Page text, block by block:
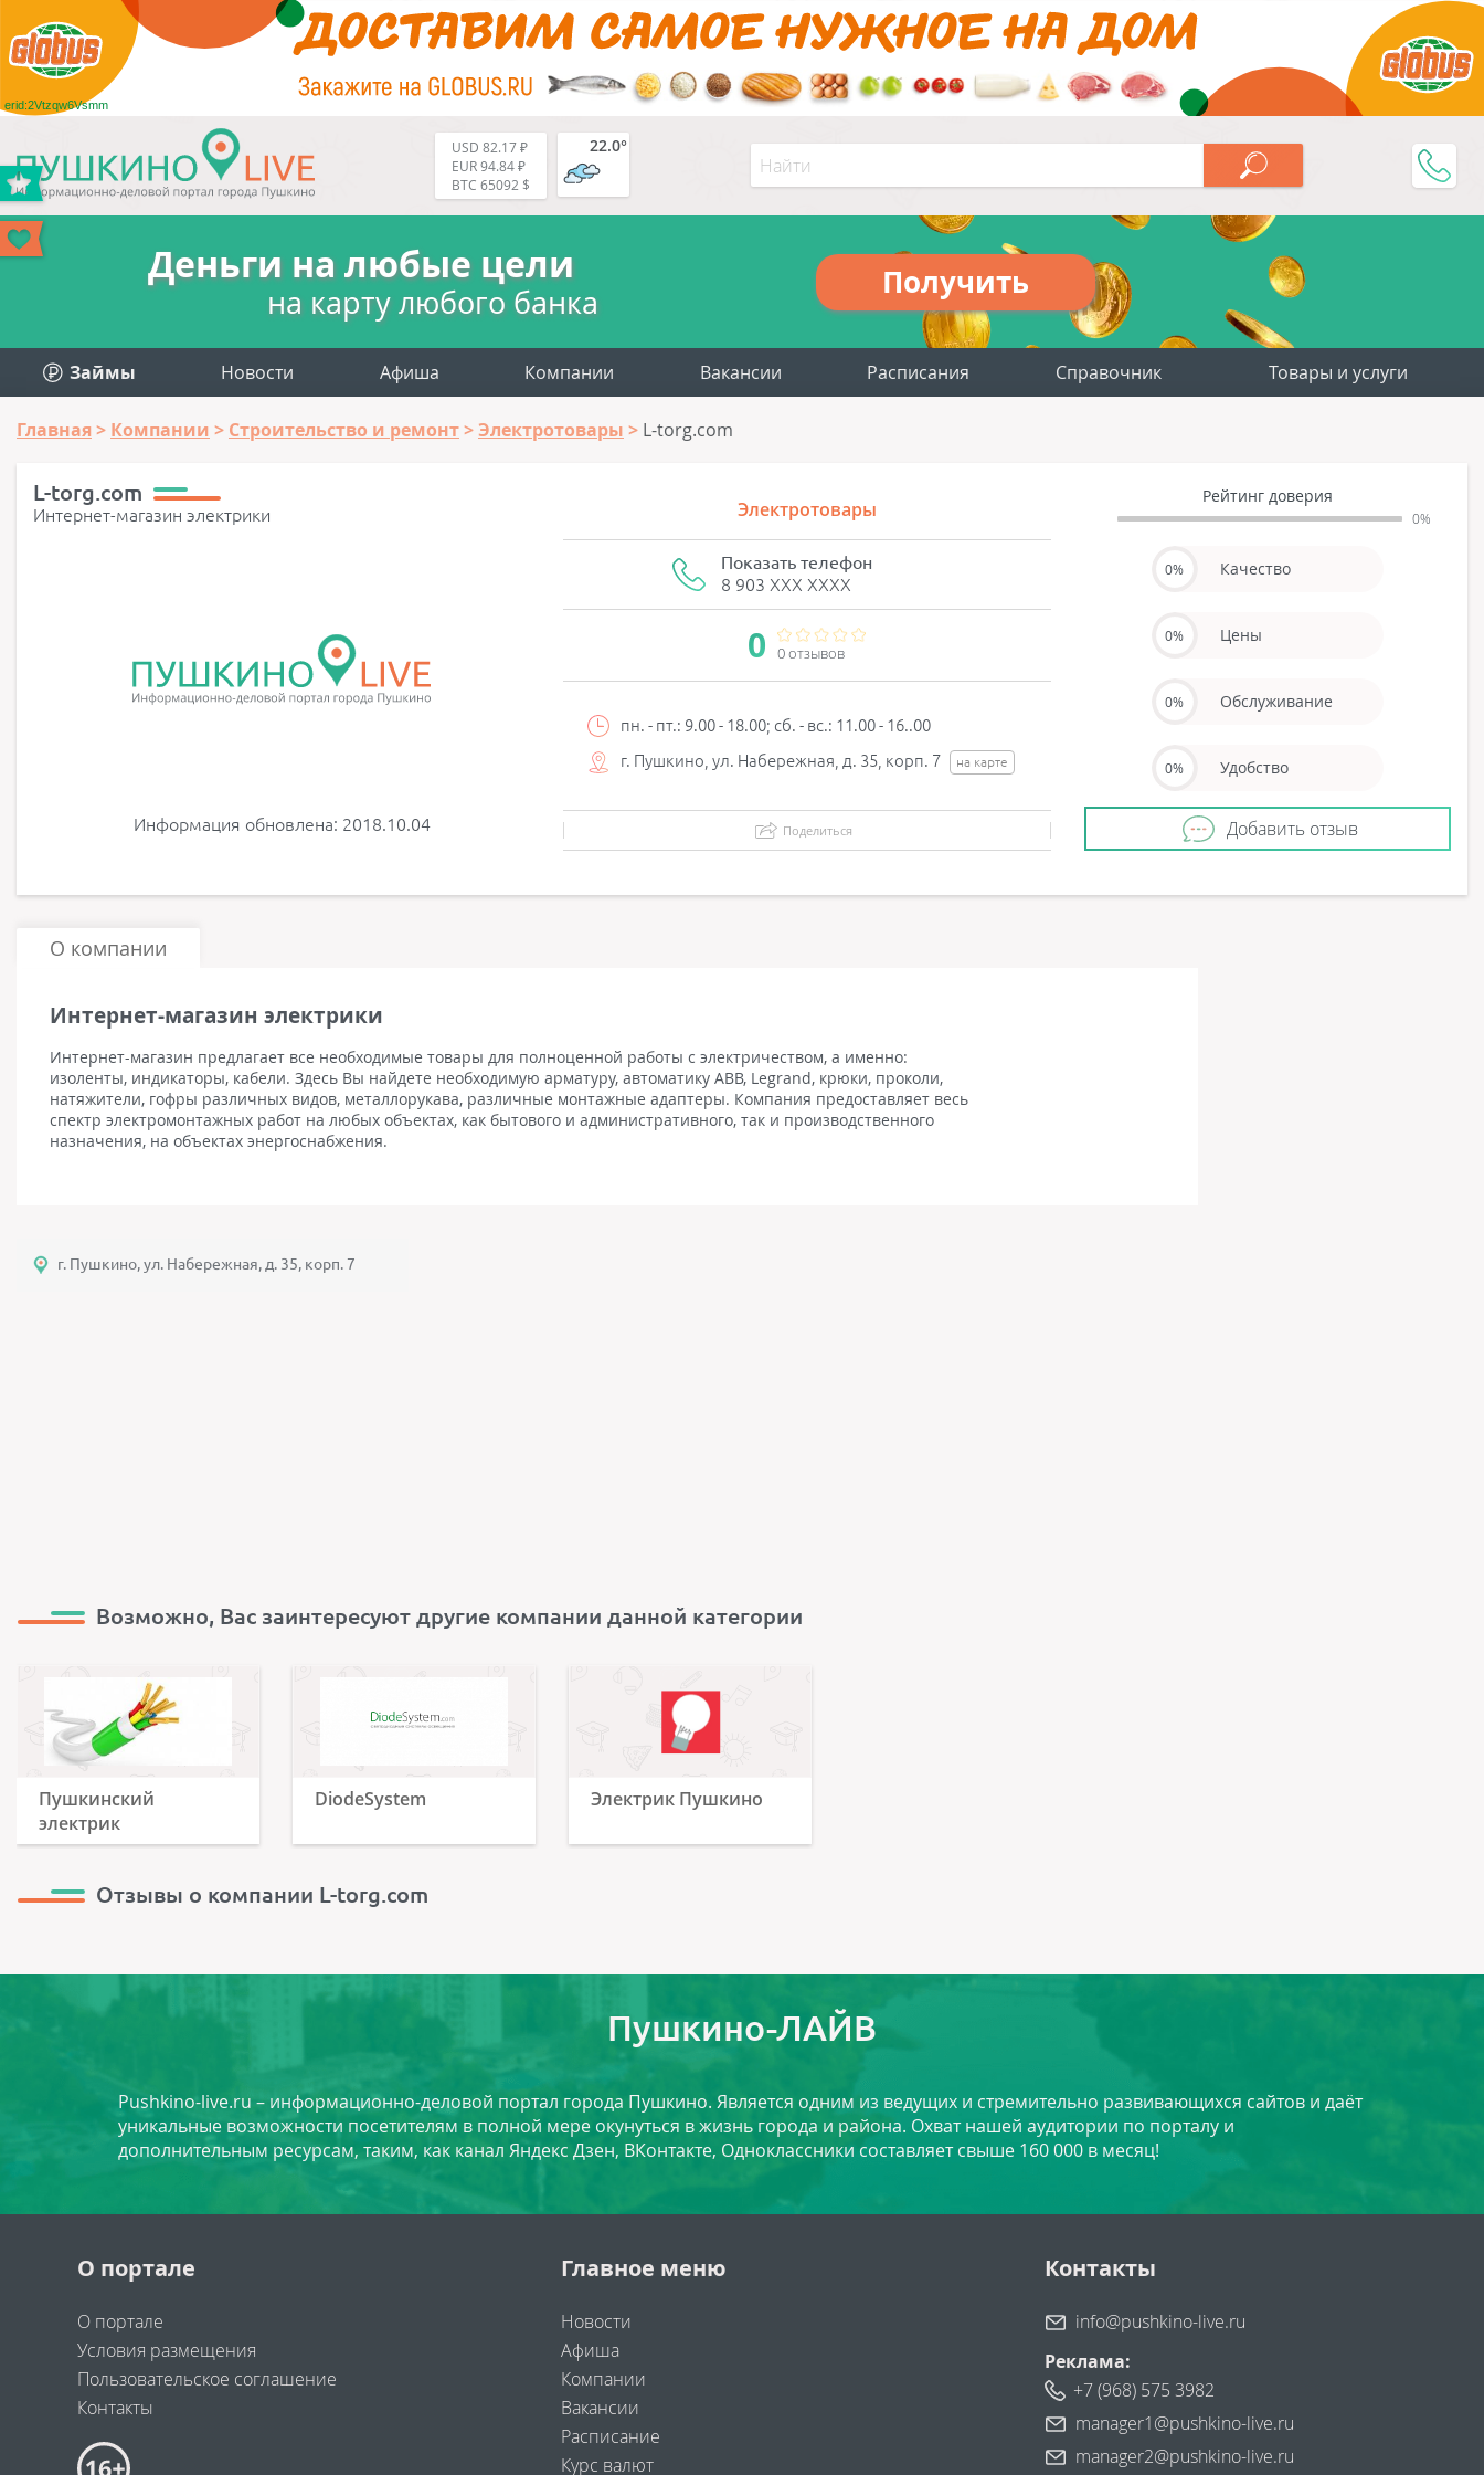
erid:2Vtzqw6Vsmm
USD 82.17 ₽
EUR 94.84 ₽
BTC 65092 $
22.0°
Деньги на любые цели
на карту любого банка
Получить
Займы Новости Афиша Компании Вакансии Расписания Справочник Товары и услуги
Главная Компании Строительство и ремонт Электротовары L-torg.com
L-torg.com
Интернет-магазин электрики
Информация обновлена: 2018.10.04
Электротовары
Показать телефон
8 903 XXX XXXX
0 0 отзывов
пн. - пт.: 9.00 - 18.00; сб. - вс.: 11.00 - 16..00
г. Пушкино, ул. Набережная, д. 35, корп. 7
на карте
Поделиться
Рейтинг доверия
0%
0% Качество
0% Цены
0% Обслуживание
0% Удобство
Добавить отзыв
О компании
Интернет-магазин электрики
Интернет-магазин предлагает все необходимые товары для полноценной работы с электричеством, а именно:
изоленты, индикаторы, кабели. Здесь Вы найдете необходимую арматуру, автоматику ABB, Legrand, крюки, проколи,
натяжители, гофры различных видов, металлорукава, различные монтажные адаптеры. Компания предоставляет весь
спектр электромонтажных работ на любых объектах, как бытового и административного, так и производственного
назначения, на объектах энергоснабжения.
г. Пушкино, ул. Набережная, д. 35, корп. 7
Возможно, Вас заинтересуют другие компании данной категории
Пушкинский
электрик
DiodeSystem Электрик Пушкино
Отзывы о компании L-torg.com
Пушкино-ЛАЙВ
Pushkino-live.ru – информационно-деловой портал города Пушкино. Является одним из ведущих и стремительно развивающихся сайтов и даёт
уникальные возможности посетителям в полной мере окунуться в жизнь города и района. Охват нашей аудитории по порталу и
дополнительным ресурсам, таким, как канал Яндекс Дзен, ВКонтакте, Одноклассники составляет свыше 160 000 в месяц!
О портале
О портале
Условия размещения
Пользовательское соглашение
Контакты
Главное меню
Новости
Афиша
Компании
Вакансии
Расписание
Курс валют
Контакты
info@pushkino-live.ru
Реклама:
+7 (968) 575 3982
manager1@pushkino-live.ru
manager2@pushkino-live.ru